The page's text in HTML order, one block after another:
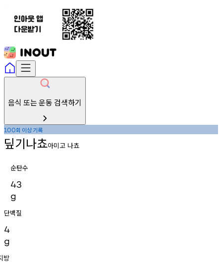
음식 또는 운동 검색하기
100회 이상기록
딮기나쵸아미고 나쵸
순탄수
43
g
단백질
4
g
방